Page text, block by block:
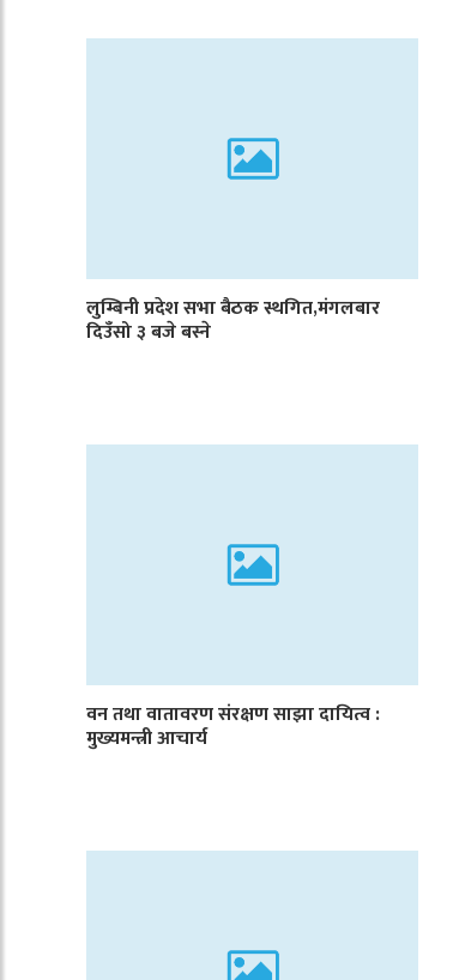
लुम्बिनी प्रदेश सभा बैठक स्थगित,मंगलबार
दिउँसो ३ बजे बस्ने
वन तथा वातावरण संरक्षण साझा दायित्व :
मुख्यमन्त्री आचार्य